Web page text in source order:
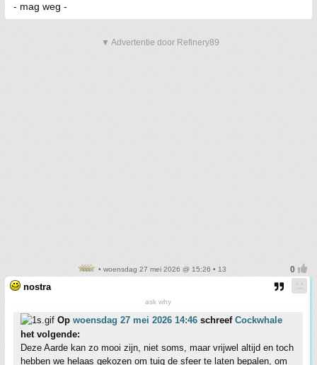
- mag weg -
▼ Advertentie door Refinery89
• woensdag 27 mei 2026 @ 15:26 • 13
nostra
ask why
Op woensdag 27 mei 2026 14:46 schreef Cockwhale
het volgende:
Deze Aarde kan zo mooi zijn, niet soms, maar vrijwel altijd en toch
hebben we helaas gekozen om tuig de sfeer te laten bepalen, om